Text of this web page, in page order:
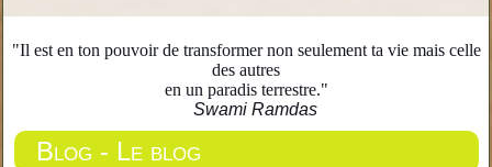
"Il est en ton pouvoir de transformer non seulement ta vie mais celle
des autres
en un paradis terrestre."
Swami Ramdas
Blog - Le blog